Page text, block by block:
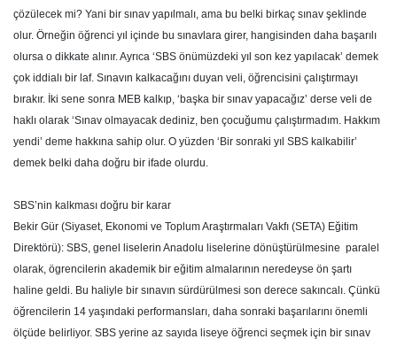
çözülecek mi? Yani bir sınav yapılmalı, ama bu belki birkaç sınav şeklinde
olur. Örneğin öğrenci yıl içinde bu sınavlara girer, hangisinden daha başarılı
olursa o dikkate alınır. Ayrıca ‘SBS önümüzdeki yıl son kez yapılacak’ demek
çok iddialı bir laf. Sınavın kalkacağını duyan veli, öğrencisini çalıştırmayı
bırakır. İki sene sonra MEB kalkıp, ‘başka bir sınav yapacağız’ derse veli de
haklı olarak ‘Sınav olmayacak dediniz, ben çocuğumu çalıştırmadım. Hakkım
yendi’ deme hakkına sahip olur. O yüzden ‘Bir sonraki yıl SBS kalkabilir’
demek belki daha doğru bir ifade olurdu.
SBS’nin kalkması doğru bir karar
Bekir Gür (Siyaset, Ekonomi ve Toplum Araştırmaları Vakfı (SETA) Eğitim
Direktörü): SBS, genel liselerin Anadolu liselerine dönüştürülmesine paralel
olarak, ögrencilerin akademik bir eğitim almalarının neredeyse ön şartı
haline geldi. Bu haliyle bir sınavın sürdürülmesi son derece sakıncalı. Çünkü
öğrencilerin 14 yaşındaki performansları, daha sonraki başarılarını önemli
ölçüde belirliyor. SBS yerine az sayıda liseye öğrenci seçmek için bir sınav